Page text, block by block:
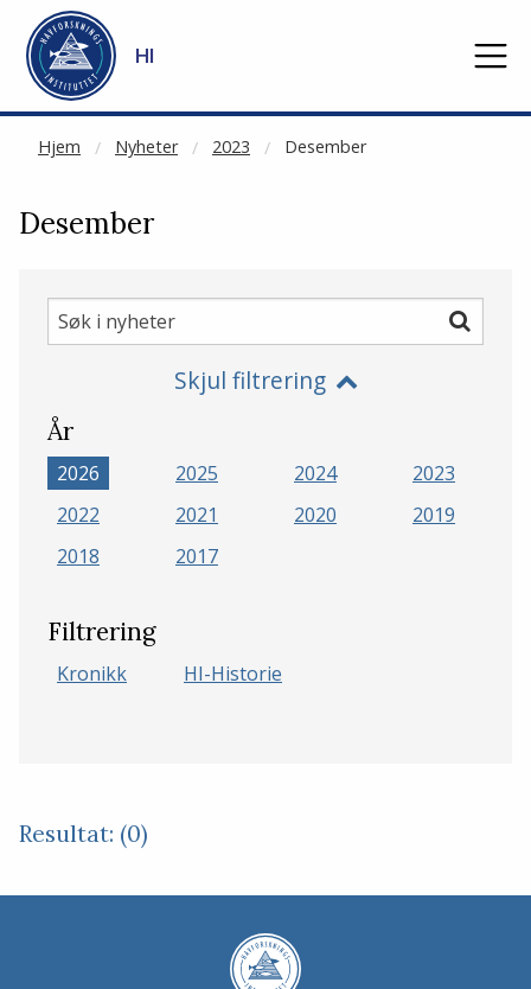
Gå til hovedinnhold
HI
Hjem Nyheter 2023 Desember
NOT CACHED
Desember
Søk
i
Søk
Skjul filtrering
År
2026 2025 2024
2023
2022
2021 2020
2019
2018
2017
Filtrering
Kronikk HI-Historie
Resultat: (0)